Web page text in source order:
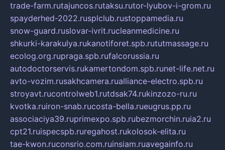
trade-farm.rutajuncos.rutaksu.rutor-lyubov-i-grom.ru
spayderhed-2022.rusplclub.rustoppamedia.ru
snow-guard.ruslovar-ivrit.rucleanmedicine.ru
shkurki-karakulya.rukanotiforet.spb.rututmassage.ru
ecolog.org.rupraga.spb.rufalcorussia.ru
autodoctorservis.rukamertondom.spb.runet-life.net.ru
avto-vozim.rusakhcamera.rualliance-electro.spb.ru
stroyavt.rucontrolweb1.rutdsak74.rukinzozo-ru.ru
kvotka.ruiron-snab.rucosta-bella.rueugrus.pp.ru
associaciya39.ruprimexpo.spb.rubezmorchin.ruia2.ru
cpt21.ruispecspb.ruregahost.rukolosok-elita.ru
tae-kwon.ruconsrio.com.ruinsiam.ruavegainfo.ru